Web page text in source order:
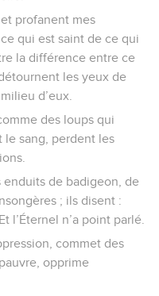
profanent mes
qui est saint de ce qui
la différence entre ce
les yeux de
d’eux.
des loups qui
le sang, perdent les
enduits de badigeon, de
; ils disent :
l’Éternel n’a point parlé.
commet des
opprime